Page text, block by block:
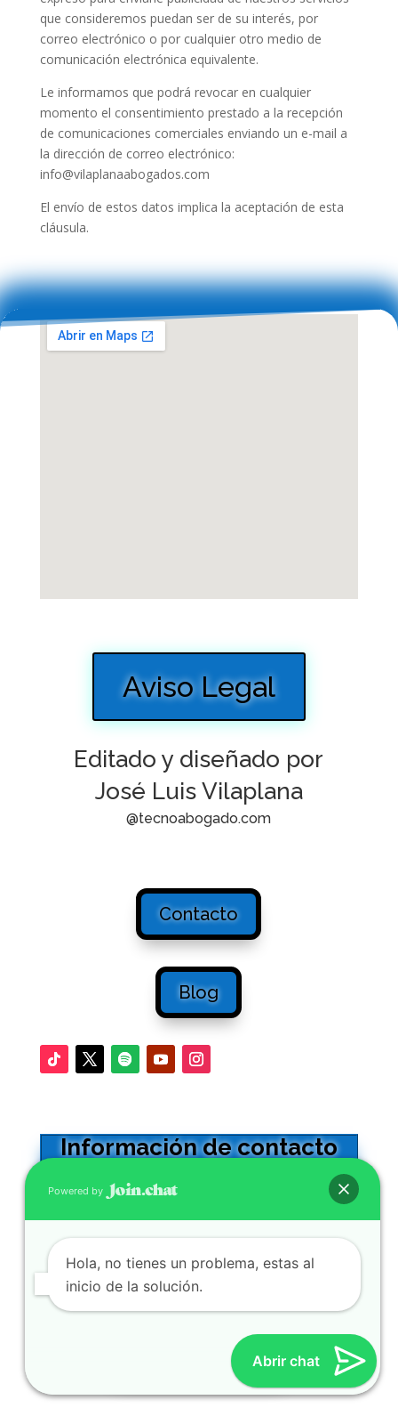
que consideremos puedan ser de su interés, por
correo electrónico o por cualquier otro medio de
comunicación electrónica equivalente.
Le informamos que podrá revocar en cualquier
momento el consentimiento prestado a la recepción
de comunicaciones comerciales enviando un e-mail a
la dirección de correo electrónico:
info@vilaplanaabogados.com
El envío de estos datos implica la aceptación de esta
cláusula.
Aviso Legal
Editado y diseñado por
José Luis Vilaplana
@tecnoabogado.com
Contacto
Blog
Información de contacto
Calle Adriano 32 -5º. CP41001
0034 954564602
Se atienden WhatsApp y llamadas
SERVICIOS
Powered by
Hola, no tienes un problema, estas al
inicio de la solución.
Abrir chat